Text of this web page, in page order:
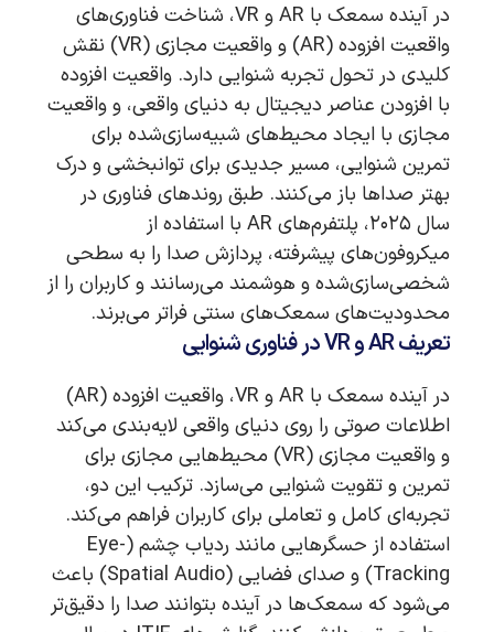
در آینده سمعک با AR و VR، شناخت فناوری‌های
واقعیت افزوده (AR) و واقعیت مجازی (VR) نقش
کلیدی در تحول تجربه شنوایی دارد. واقعیت افزوده
با افزودن عناصر دیجیتال به دنیای واقعی، و واقعیت
مجازی با ایجاد محیط‌های شبیه‌سازی‌شده برای
تمرین شنوایی، مسیر جدیدی برای توانبخشی و درک
بهتر صداها باز می‌کنند. طبق روندهای فناوری در
سال ۲۰۲۵، پلتفرم‌های AR با استفاده از
میکروفون‌های پیشرفته، پردازش صدا را به سطحی
شخصی‌سازی‌شده و هوشمند می‌رسانند و کاربران را از
محدودیت‌های سمعک‌های سنتی فراتر می‌برند.
تعریف AR و VR در فناوری شنوایی
در آینده سمعک با AR و VR، واقعیت افزوده (AR)
اطلاعات صوتی را روی دنیای واقعی لایه‌بندی می‌کند
و واقعیت مجازی (VR) محیط‌هایی مجازی برای
تمرین و تقویت شنوایی می‌سازد. ترکیب این دو،
تجربه‌ای کامل و تعاملی برای کاربران فراهم می‌کند.
استفاده از حسگرهایی مانند ردیاب چشم (Eye-
Tracking) و صدای فضایی (Spatial Audio) باعث
می‌شود که سمعک‌ها در آینده بتوانند صدا را دقیق‌تر